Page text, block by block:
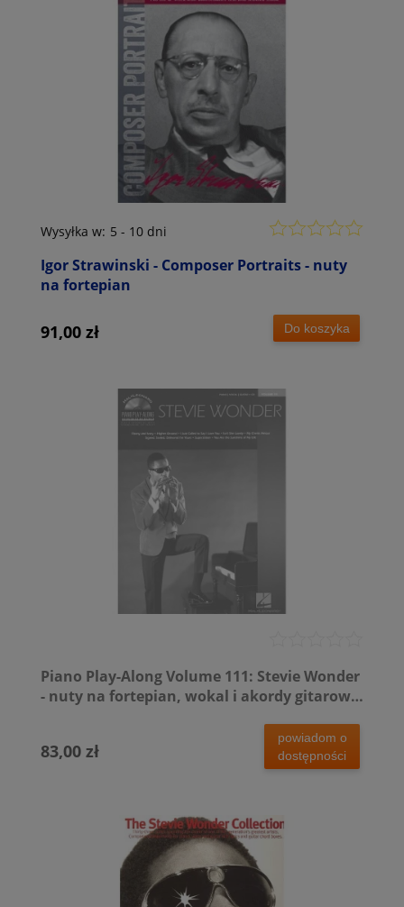
Igor Strawinski - Composer Portraits - nuty
na fortepian
Wysyłka w: 5 - 10 dni
91,00 zł Do koszyka
Piano Play-Along Volume 111: Stevie Wonder
- nuty na fortepian, wokal i akordy gitarowe
83,00 zł
powiadom o
dostępności